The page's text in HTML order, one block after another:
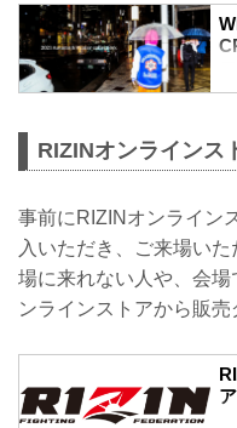
RIZINオンラインス
事前にRIZINオンライン
入いただき、ご来場い
場に来れない人や、会
ンラインストアから販売
ア